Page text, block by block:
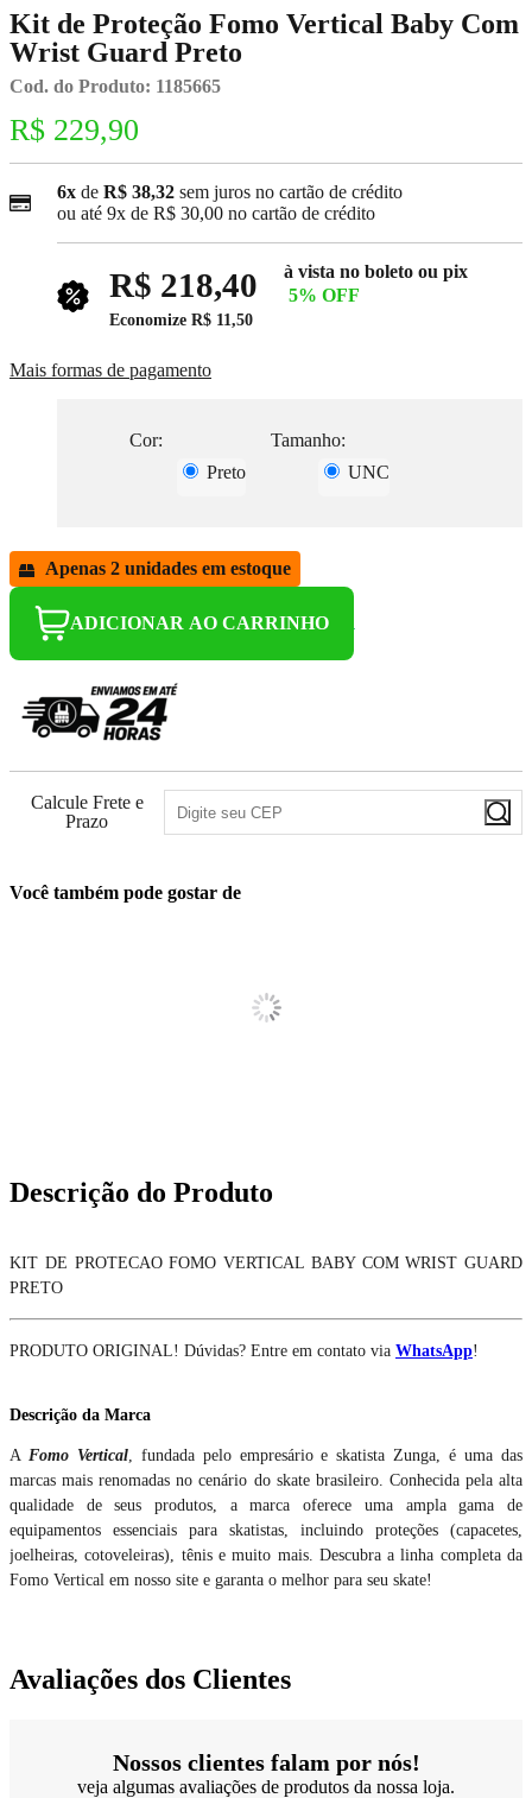
Kit de Proteção Fomo Vertical Baby Com
Wrist Guard Preto
Cod. do Produto: 1185665
R$ 229,90
6x de R$ 38,32 sem juros no cartão de crédito
ou até 9x de R$ 30,00 no cartão de crédito
R$ 218,40
à vista no boleto ou pix
5% OFF
Economize R$ 11,50
Mais formas de pagamento
Cor:
Preto
Tamanho:
UNC
Apenas 2 unidades em estoque
ADICIONAR AO CARRINHO
Calcule Frete e
Prazo
Você também pode gostar de
Descrição do Produto
KIT DE PROTECAO FOMO VERTICAL BABY COM WRIST GUARD
PRETO
PRODUTO ORIGINAL! Dúvidas? Entre em contato via WhatsApp!
Descrição da Marca
A Fomo Vertical, fundada pelo empresário e skatista Zunga, é uma das
marcas mais renomadas no cenário do skate brasileiro. Conhecida pela alta
qualidade de seus produtos, a marca oferece uma ampla gama de
equipamentos essenciais para skatistas, incluindo proteções (capacetes,
joelheiras, cotoveleiras), tênis e muito mais. Descubra a linha completa da
Fomo Vertical em nosso site e garanta o melhor para seu skate!
Avaliações dos Clientes
Nossos clientes falam por nós!
veja algumas avaliações de produtos da nossa loja.